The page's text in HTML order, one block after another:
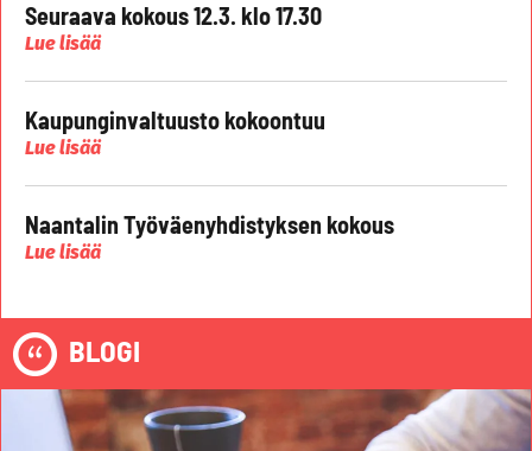
Seuraava kokous 12.3. klo 17.30
Lue lisää
Kaupunginvaltuusto kokoontuu
Lue lisää
Naantalin Työväenyhdistyksen kokous
Lue lisää
BLOGI